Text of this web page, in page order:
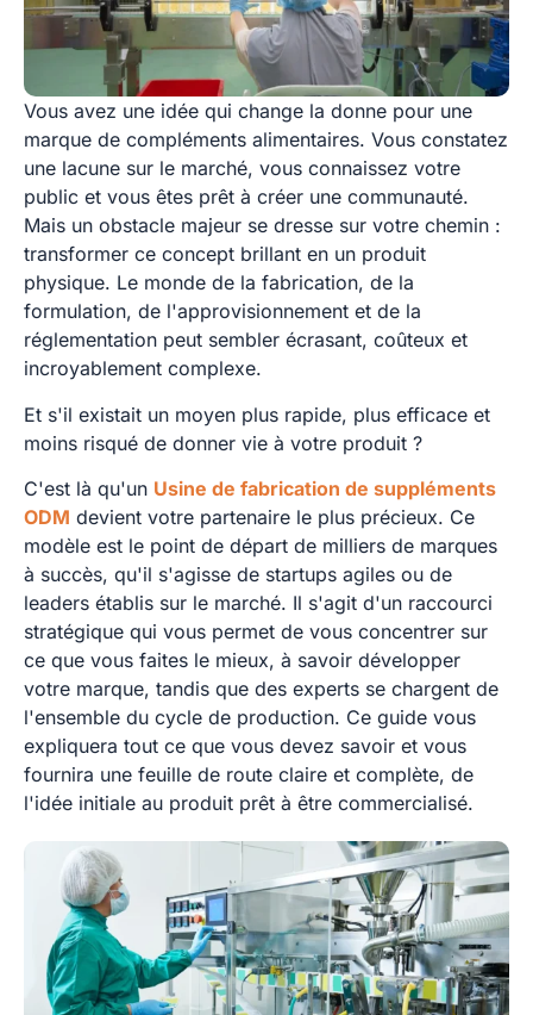
Vous avez une idée qui change la donne pour une
marque de compléments alimentaires. Vous constatez
une lacune sur le marché, vous connaissez votre
public et vous êtes prêt à créer une communauté.
Mais un obstacle majeur se dresse sur votre chemin :
transformer ce concept brillant en un produit
physique. Le monde de la fabrication, de la
formulation, de l'approvisionnement et de la
réglementation peut sembler écrasant, coûteux et
incroyablement complexe.
Et s'il existait un moyen plus rapide, plus efficace et
moins risqué de donner vie à votre produit ?
C'est là qu'un Usine de fabrication de suppléments
ODM devient votre partenaire le plus précieux. Ce
modèle est le point de départ de milliers de marques
à succès, qu'il s'agisse de startups agiles ou de
leaders établis sur le marché. Il s'agit d'un raccourci
stratégique qui vous permet de vous concentrer sur
ce que vous faites le mieux, à savoir développer
votre marque, tandis que des experts se chargent de
l'ensemble du cycle de production. Ce guide vous
expliquera tout ce que vous devez savoir et vous
fournira une feuille de route claire et complète, de
l'idée initiale au produit prêt à être commercialisé.